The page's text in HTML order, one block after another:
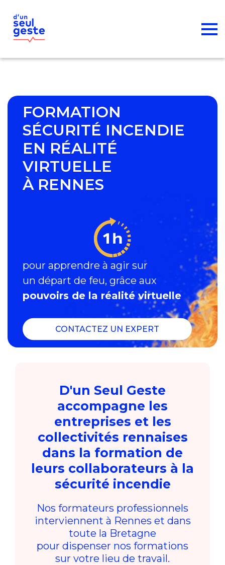
FORMATION
SÉCURITÉ INCENDIE
EN RÉALITÉ
VIRTUELLE
À RENNES
pour apprendre à agir sur
un départ de feu, grâce aux
pouvoirs de la réalité virtuelle
CONTACTEZ UN EXPERT
D'un Seul Geste
accompagne les
entreprises et les
collectivités rennaises
dans la formation de
leurs collaborateurs à la
sécurité incendie
Nos formateurs professionnels
interviennent à Rennes et dans
toute la Bretagne
pour dispenser nos formations
sur votre lieu de travail.